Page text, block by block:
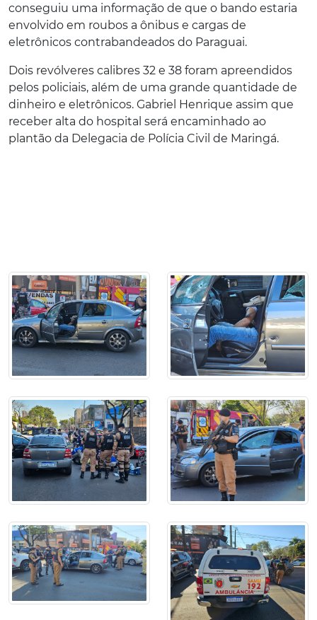
conseguiu uma informação de que o bando estaria
envolvido em roubos a ônibus e cargas de
eletrônicos contrabandeados do Paraguai.
Dois revólveres calibres 32 e 38 foram apreendidos
pelos policiais, além de uma grande quantidade de
dinheiro e eletrônicos. Gabriel Henrique assim que
receber alta do hospital será encaminhado ao
plantão da Delegacia de Polícia Civil de Maringá.